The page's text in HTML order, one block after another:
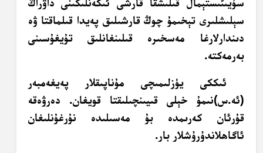
سېلىشلىرى تېخىمۇ چوڭ قارشىلىق پەيدا قىلماقتا ۋە
دىندارلارغا مەسخىرە قىلىنغانلىق تۇيغۇسىنى
بەرمەكتە.
ئىككى يۈزلىمىچى مۇناپىقلار پەيغەمبەر
(ئە.س)نىمۇ خېلى قىيىنچىلىقتا قويغان. دەرۋەقە
قۇرئان كەرىمدە بۇ مەسىلىدە نۇرغۇنلىغان
ئاگاھلاندۇرۇشلار بار.